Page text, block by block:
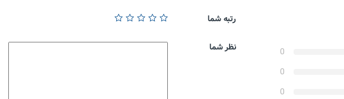
0
0
0
رتبه شما
نظر شما